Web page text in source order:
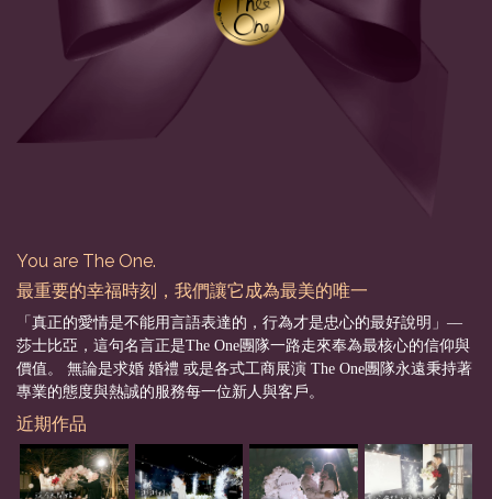
You are The One.
最重要的幸福時刻，我們讓它成為最美的唯一
「真正的愛情是不能用言語表達的，行為才是忠心的最好說明」––
莎士比亞，這句名言正是The One團隊一路走來奉為最核心的信仰與
價值。 無論是求婚 婚禮 或是各式工商展演 The One團隊永遠秉持著
專業的態度與熱誠的服務每一位新人與客戶。
近期作品